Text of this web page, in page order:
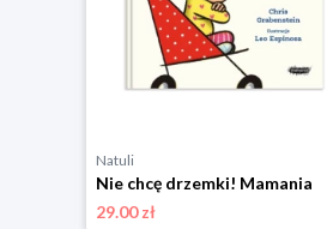
Natuli
Nie chcę drzemki! Mamania
29.00 zł